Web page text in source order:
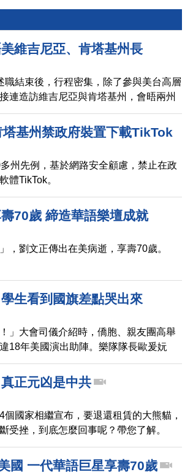
維吉尼亞、肯塔基州長
職結束後，行程密集，除了參與美台高層
連造訪維吉尼亞與肯塔基州，會晤兩州
基州禁政府裝置下載TikTok
州先例，基於網路安全顧慮，禁止在政
體TikTok。
70歲 締造華語樂壇成就
，劉文正傳出在美病逝，享壽70歲。
生看到國旗差點哭出來
」大會司儀介紹時，僑胞、親友團高舉
18年美國演出助陣。樂隊隊長歐爰妧
」
正元凶是中共
國家相繼宣布，要退還租賃的大熊貓，
受挫，到底怎麼回事呢？帶您了解。
國 一代華語巨星享壽70歲